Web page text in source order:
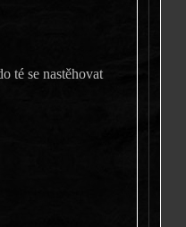
té se nastěhovat